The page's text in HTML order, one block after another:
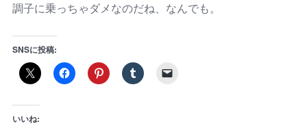
調子に乗っちゃダメなのだね、なんでも。
SNSに投稿:
いいね: